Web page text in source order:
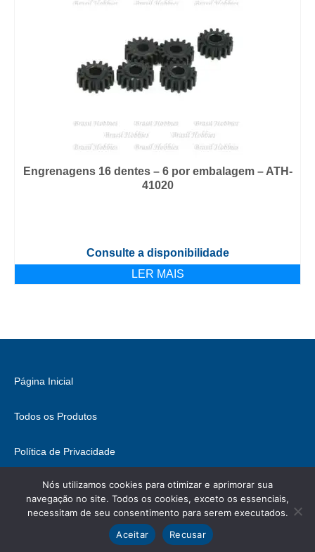
Engrenagens 16 dentes – 6 por embalagem – ATH-
41020
Consulte a disponibilidade
LER MAIS
Página Inicial
Todos os Produtos
Política de Privacidade
Fale Conosco
© 2026 Brasil Hobbies - WordPress Theme byKadence WP
, podem conter direitos.
Nós utilizamos cookies para otimizar e aprimorar sua
navegação no site. Todos os cookies, exceto os essenciais,
necessitam de seu consentimento para serem executados.
Aceitar
Recusar